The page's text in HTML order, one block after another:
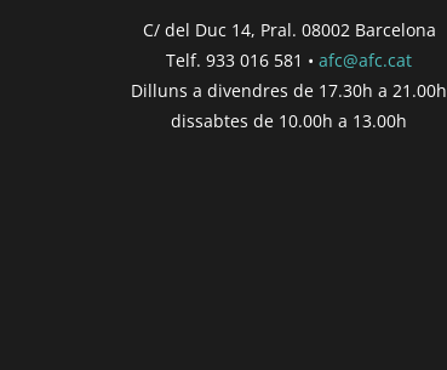
C/ del Duc 14, Pral. 08002 Barcelona
Telf. 933 016 581 •afc@afc.cat
Dilluns a divendres de 17.30h a 21.00h
dissabtes de 10.00h a 13.00h